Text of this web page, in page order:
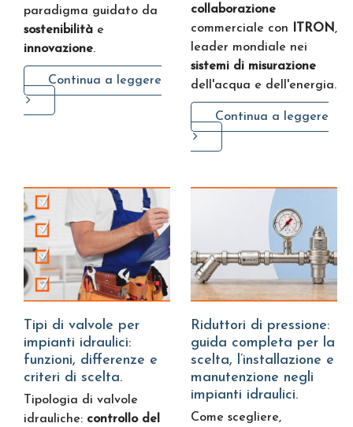
paradigma guidato da
sostenibilità e
innovazione.
Continua a leggere
collaborazione
commerciale con ITRON,
leader mondiale nei
sistemi di misurazione
dell'acqua e dell'energia.
Continua a leggere
Tipi di valvole per
impianti idraulici:
funzioni, differenze e
criteri di scelta.
Tipologia di valvole
idrauliche: controllo del
Riduttori di pressione:
guida completa per la
scelta, l’installazione e
manutenzione negli
impianti idraulici.
Come scegliere,